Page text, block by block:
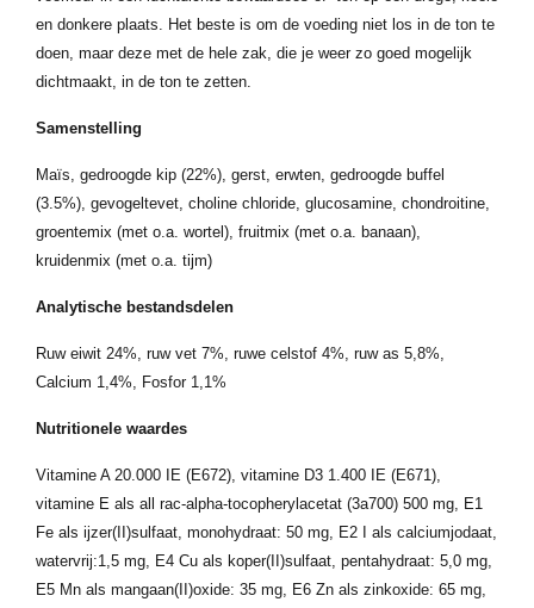
en donkere plaats. Het beste is om de voeding niet los in de ton te
doen, maar deze met de hele zak, die je weer zo goed mogelijk
dichtmaakt, in de ton te zetten.
Samenstelling
Maïs, gedroogde kip (22%), gerst, erwten, gedroogde buffel
(3.5%), gevogeltevet, choline chloride, glucosamine, chondroitine,
groentemix (met o.a. wortel), fruitmix (met o.a. banaan),
kruidenmix (met o.a. tijm)
Analytische bestandsdelen
Ruw eiwit 24%, ruw vet 7%, ruwe celstof 4%, ruw as 5,8%,
Calcium 1,4%, Fosfor 1,1%
Nutritionele waardes
Vitamine A 20.000 IE (E672), vitamine D3 1.400 IE (E671),
vitamine E als all rac-alpha-tocopherylacetat (3a700) 500 mg, E1
Fe als ijzer(II)sulfaat, monohydraat: 50 mg, E2 I als calciumjodaat,
watervrij:1,5 mg, E4 Cu als koper(II)sulfaat, pentahydraat: 5,0 mg,
E5 Mn als mangaan(II)oxide: 35 mg, E6 Zn als zinkoxide: 65 mg,